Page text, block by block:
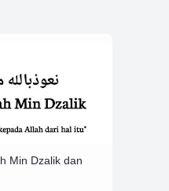
Story
Min Dzalik dan